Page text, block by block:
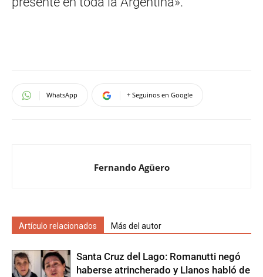
WhatsApp + Seguinos en Google
Fernando Agüero
Artículo relacionados Más del autor
Santa Cruz del Lago: Romanutti negó
haberse atrincherado y Llanos habló de